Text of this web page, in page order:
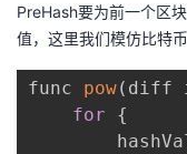
PreHash要为前一个区
值，这里我们模仿比特
func pow( diff
for
{